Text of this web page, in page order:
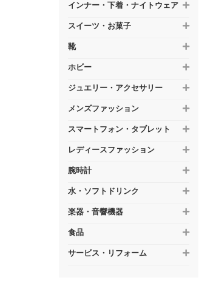
インナー・下着・ナイトウェア
スイーツ・お菓子
靴
ホビー
ジュエリー・アクセサリー
メンズファッション
スマートフォン・タブレット
レディースファッション
腕時計
水・ソフトドリンク
楽器・音響機器
食品
サービス・リフォーム